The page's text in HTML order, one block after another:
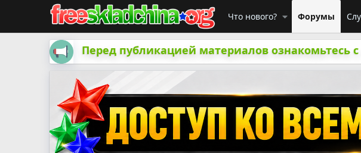
Что нового? Форумы
Перед публикацией материалов